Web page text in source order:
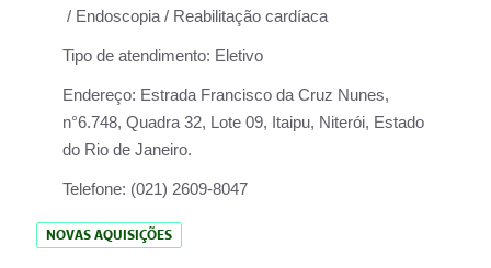
/ Endoscopia / Reabilitação cardíaca
Tipo de atendimento: Eletivo
Endereço: Estrada Francisco da Cruz Nunes,
n°6.748, Quadra 32, Lote 09, Itaipu, Niterói, Estado
do Rio de Janeiro.
Telefone: (021) 2609-8047
NOVAS AQUISIÇÕES